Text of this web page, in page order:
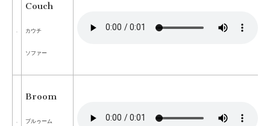
Couch
カウチ
ソファー
Broom
ブルゥーム